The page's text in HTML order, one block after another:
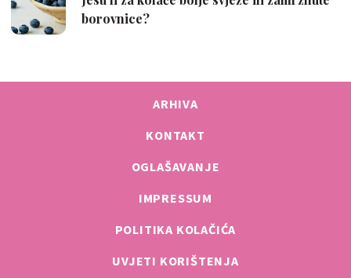
ARHIVA
KONTAKT
OGLAŠAVANJE
IMPRESSUM
POLITIKA KOLAČIĆA
UVJETI KORIŠTENJA